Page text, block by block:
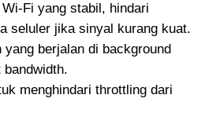
Fi yang stabil, hindari
seluler jika sinyal kurang kuat.
yang berjalan di background
bandwidth.
menghindari throttling dari